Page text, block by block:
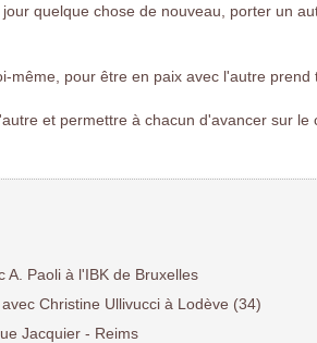
quelque chose de nouveau, porter un
même, pour être en paix avec l'autre prend
et permettre à chacun d'avancer sur le
A. Paoli à l'IBK de Bruxelles
avec Christine Ullivucci à Lodève (34)
Jacquier - Reims